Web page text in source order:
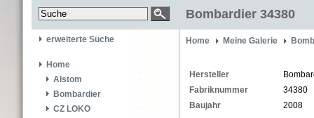
Bombardier 34380
erweiterte Suche
Home
Alstom
Bombardier
CZ LOKO
Home Meine Galerie
Hersteller
Fabriknummer
34380
Baujahr
2008